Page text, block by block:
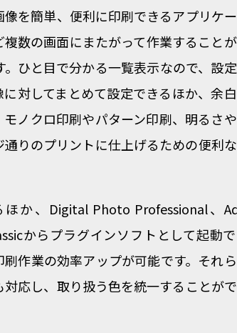
を簡単、便利に印刷できるアプリケ
数の画面にまたがって作業すること
ひと目で分かる一覧表示なので、設
対してまとめて設定できるほか、余
ノクロ印刷やパターン印刷、明るさ
りのプリントに仕上げるための便利
か、Digital Photo Professional、
からプラグインソフトとして起動
作業の効率アップが可能です。それ
応し、取り扱う色を統一することが